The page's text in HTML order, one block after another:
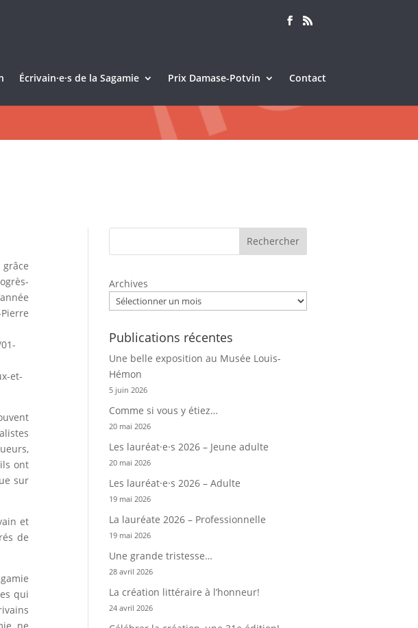
Écrivain·e·s de la Sagamie Prix Damase-Potvin Contact
et-
ont
sur
et
de
qui
ne
Rechercher
Archives
Publications récentes
Une belle exposition au Musée Louis-
Hémon
5 juin 2026
Comme si vous y étiez…
20 mai 2026
Les lauréat·e·s 2026 – Jeune adulte
20 mai 2026
Les lauréat·e·s 2026 – Adulte
19 mai 2026
La lauréate 2026 – Professionnelle
19 mai 2026
Une grande tristesse…
28 avril 2026
La création littéraire à l’honneur!
24 avril 2026